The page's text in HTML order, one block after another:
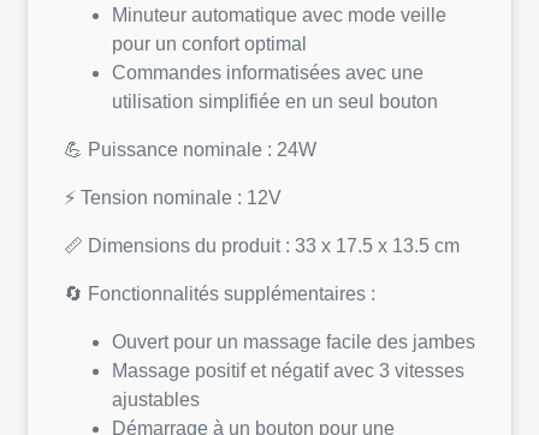
Minuteur automatique avec mode veille
pour un confort optimal
Commandes informatisées avec une
utilisation simplifiée en un seul bouton
💪 Puissance nominale : 24W
⚡ Tension nominale : 12V
📏 Dimensions du produit : 33 x 17.5 x 13.5 cm
🔄 Fonctionnalités supplémentaires :
Ouvert pour un massage facile des jambes
Massage positif et négatif avec 3 vitesses
ajustables
Démarrage à un bouton pour une